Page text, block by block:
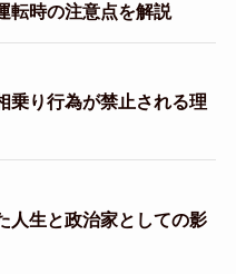
転時の注意点を解説
乗り行為が禁止される理
人生と政治家としての影